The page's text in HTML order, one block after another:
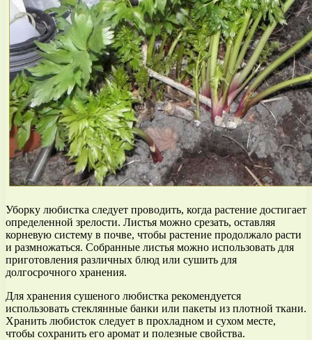
Уборку любистка следует проводить, когда растение достигает
определенной зрелости. Листья можно срезать, оставляя
корневую систему в почве, чтобы растение продолжало расти
и размножаться. Собранные листья можно использовать для
приготовления различных блюд или сушить для
долгосрочного хранения.
Для хранения сушеного любистка рекомендуется
использовать стеклянные банки или пакеты из плотной ткани.
Хранить любисток следует в прохладном и сухом месте,
чтобы сохранить его аромат и полезные свойства.